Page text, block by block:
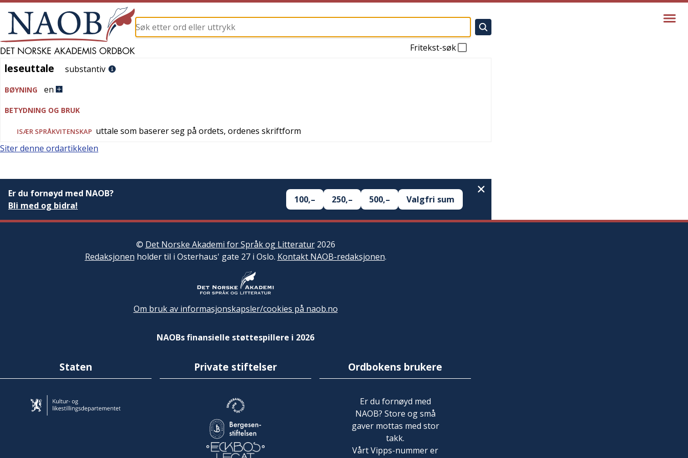
Fritekst-søk
leseuttale
leseuttale substantiv
BØYNING en
BETYDNING OG BRUK
ISÆR SPRÅKVITENSKAP uttale som baserer seg på ordets, ordenes skriftform
Siter denne ordartikkelen
Er du fornøyd med NAOB?
Bli med og bidra!
100,– 250,– 500,– Valgfri sum
© Det Norske Akademi for Språk og Litteratur2026
Redaksjonen holder til i Osterhaus' gate 27 i Oslo. Kontakt NAOB-redaksjonen.
Om bruk av informasjonskapsler/cookies på naob.no
NAOBs finansielle støttespillere i 2026
Staten Private stiftelser Ordbokens brukere
Er du fornøyd med
NAOB? Store og små
gaver mottas med stor
takk.
Vårt Vipps-nummer er